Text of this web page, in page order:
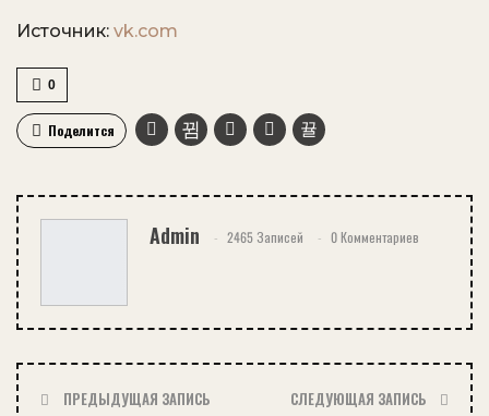
Источник: vk.com
0
Поделится
Admin 2465 Записей 0 Комментариев
ПРЕДЫДУЩАЯ ЗАПИСЬ СЛЕДУЮЩАЯ ЗАПИСЬ